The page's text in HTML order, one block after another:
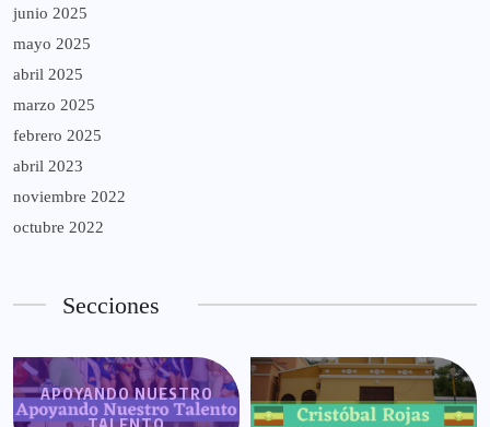
junio 2025
mayo 2025
abril 2025
marzo 2025
febrero 2025
abril 2023
noviembre 2022
octubre 2022
Secciones
APOYANDO NUESTRO